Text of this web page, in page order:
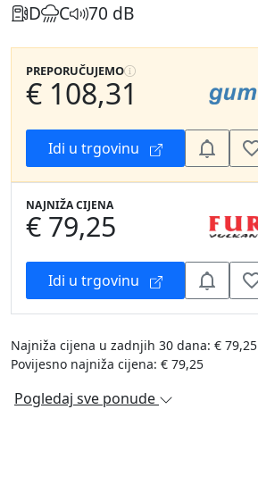
D C 70 dB
PREPORUČUJEMO
€ 108,31
Idi u trgovinu
NAJNIŽA CIJENA
€ 79,25
Idi u trgovinu
Najniža cijena u zadnjih 30 dana: € 79,25
Povijesno najniža cijena: € 79,25
Pogledaj sve ponude